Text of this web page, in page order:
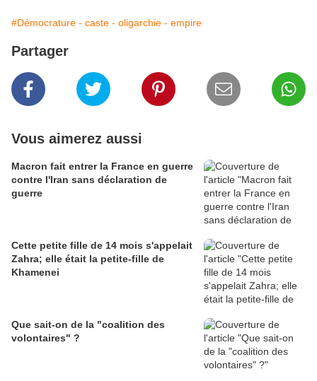
#Démocrature - caste - oligarchie - empire
Partager
Vous aimerez aussi
Macron fait entrer la France en guerre
contre l'Iran sans déclaration de
guerre
Cette petite fille de 14 mois s'appelait
Zahra; elle était la petite-fille de
Khamenei
Que sait-on de la "coalition des
volontaires" ?